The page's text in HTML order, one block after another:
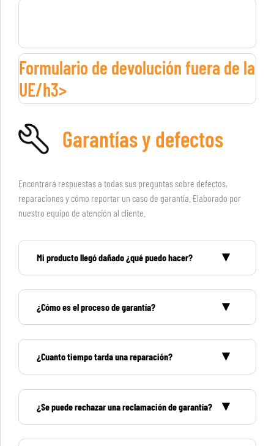
Formulario de devolución fuera de la
UE/h3>
Garantías y defectos
Encontrará respuestas a todas sus preguntas sobre defectos,
reparaciones y cómo reportar un caso de garantía. Elaborado por
nuestro equipo de atención al cliente.
Mi producto llegó dañado ¿qué puedo hacer?
¿Cómo es el proceso de garantía?
¿Cuanto tiempo tarda una reparación?
¿Se puede rechazar una reclamación de garantía?